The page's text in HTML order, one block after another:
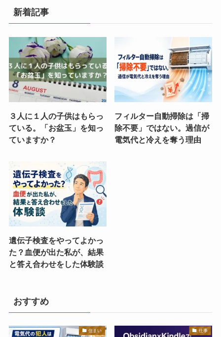
新着記事
３人に１人の子供はもらっ
ている。「お盆玉」を知っ
ていますか？
フィルター自動掃除は「掃
除不要」ではない。過信が
電気代と冷えを奪う理由
遺伝子検査をやってよかっ
た？血便が出た私が、結果
と答え合わせをした体験談
おすすめ
住まい 仕事